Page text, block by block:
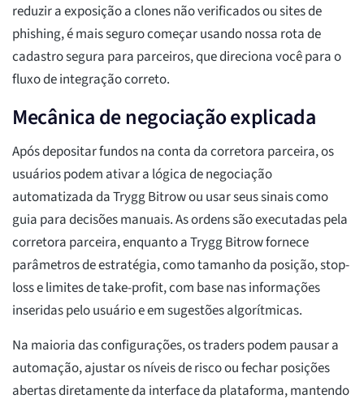
reduzir a exposição a clones não verificados ou sites de
phishing, é mais seguro começar usando nossa rota de
cadastro segura para parceiros, que direciona você para o
fluxo de integração correto.
Mecânica de negociação explicada
Após depositar fundos na conta da corretora parceira, os
usuários podem ativar a lógica de negociação
automatizada da Trygg Bitrow ou usar seus sinais como
guia para decisões manuais. As ordens são executadas pela
corretora parceira, enquanto a Trygg Bitrow fornece
parâmetros de estratégia, como tamanho da posição, stop-
loss e limites de take-profit, com base nas informações
inseridas pelo usuário e em sugestões algorítmicas.
Na maioria das configurações, os traders podem pausar a
automação, ajustar os níveis de risco ou fechar posições
abertas diretamente da interface da plataforma, mantendo